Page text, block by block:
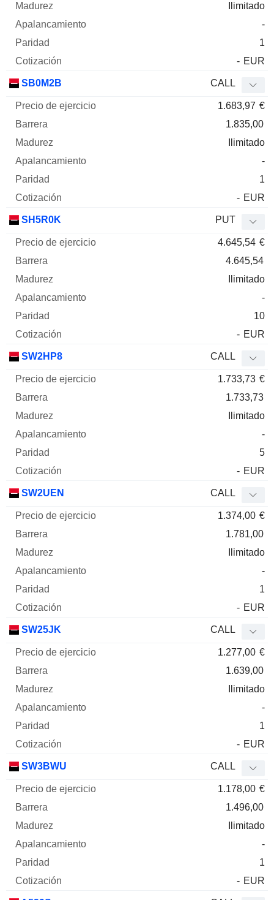
Ilimitado
-
1
- EUR
SB0M2B CALL
1.683,97 €
1.835,00
Ilimitado
-
1
- EUR
SH5R0K PUT
4.645,54 €
4.645,54
Ilimitado
-
10
- EUR
SW2HP8 CALL
1.733,73 €
1.733,73
Ilimitado
-
5
- EUR
SW2UEN CALL
1.374,00 €
1.781,00
Ilimitado
-
1
- EUR
SW25JK CALL
1.277,00 €
1.639,00
Ilimitado
-
1
- EUR
SW3BWU CALL
1.178,00 €
1.496,00
Ilimitado
-
1
- EUR